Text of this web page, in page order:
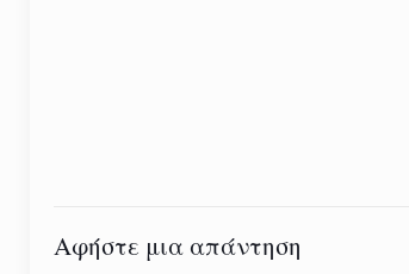
Αφήστε μια απάντηση